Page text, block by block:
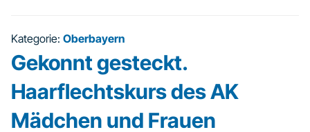
Kategorie: Oberbayern
Gekonnt gesteckt.
Haarflechtskurs des AK
Mädchen und Frauen